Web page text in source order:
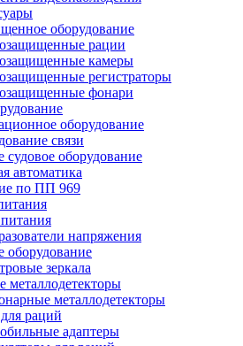
оборудование
рации
камеры
регистраторы
фонари
оборудование
связи
судовое оборудование
автоматика
по ПП 969
напряжения
оборудование
зеркала
металлодетекторы
металлодетекторы
раций
адаптеры